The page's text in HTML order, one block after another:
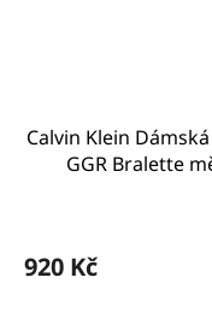
Calvin Klein
GGR Bralette
920 Kč